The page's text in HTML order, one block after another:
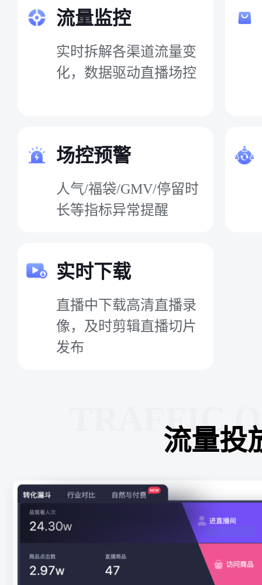
流量监控
实时拆解各渠道流量变
化，数据驱动直播场控
场控预警
人气/福袋/GMV/停留时
长等指标异常提醒
实时下载
直播中下载高清直播录
像，及时剪辑直播切片
发布
TRAFFIC
流量投